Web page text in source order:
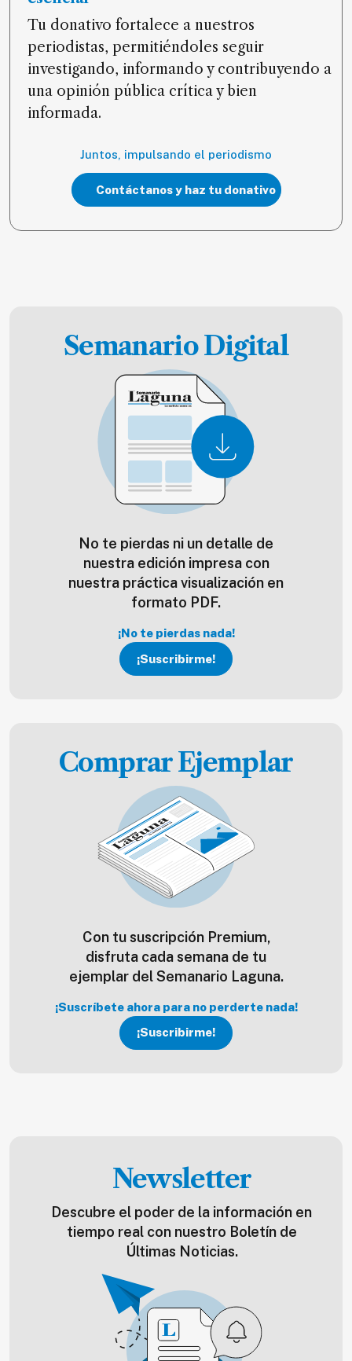
Tu donativo fortalece a nuestros
periodistas, permitiéndoles seguir
investigando, informando y contribuyendo a
una opinión pública crítica y bien
informada.
Juntos, impulsando el periodismo
Contáctanos y haz tu donativo
Semanario Digital
No te pierdas ni un detalle de
nuestra edición impresa con
nuestra práctica visualización en
formato PDF.
¡No te pierdas nada!
¡Suscribirme!
Comprar Ejemplar
Con tu suscripción Premium,
disfruta cada semana de tu
ejemplar del Semanario Laguna.
¡Suscríbete ahora para no perderte nada!
¡Suscribirme!
Newsletter
Descubre el poder de la información en
tiempo real con nuestro Boletín de
Últimas Noticias.